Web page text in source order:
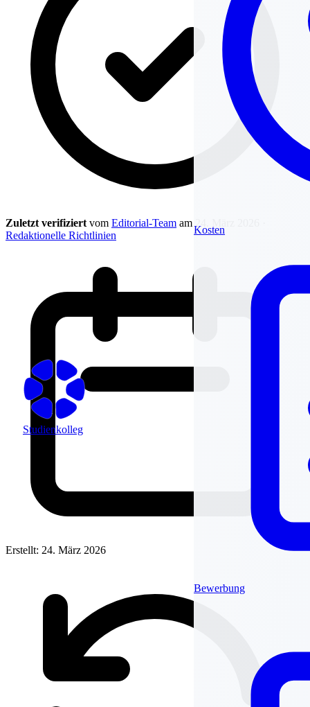
Studienkolleg
Kosten
Bewerbung
Zuletzt verifiziert vom Editorial-Team am 24. März 2026
Redaktionelle Richtlinien
Erstellt: 24. März 2026